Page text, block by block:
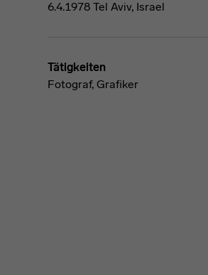
6.4.1978 Tel Aviv, Israel
Tätigkeiten
Fotograf, Grafiker